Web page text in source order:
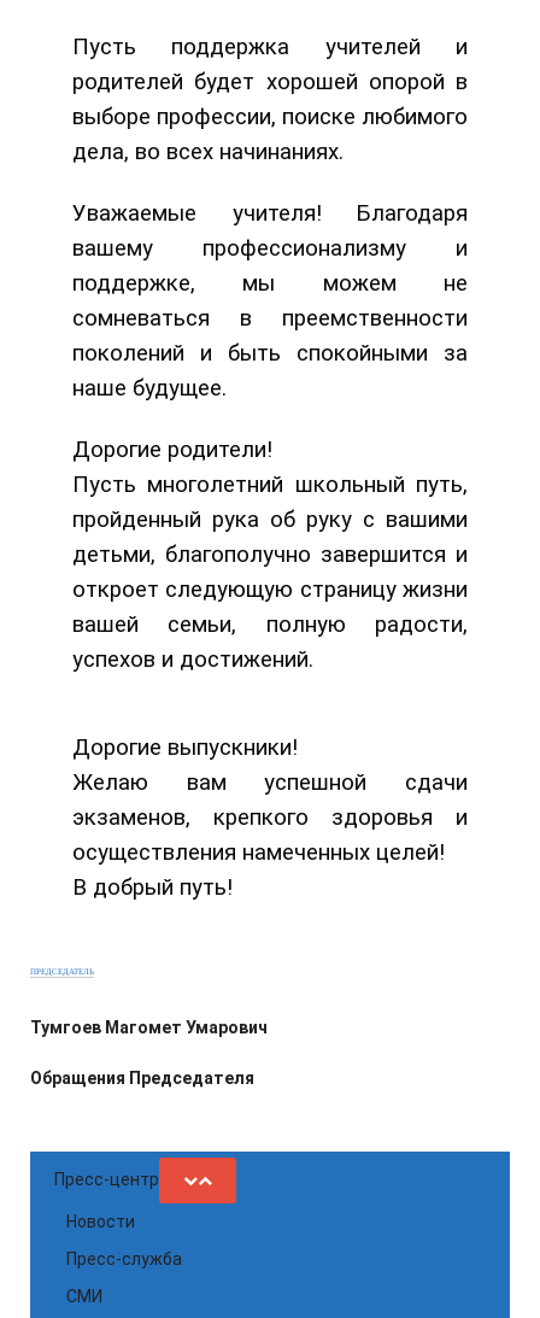
Пусть поддержка учителей и
родителей будет хорошей опорой в
выборе профессии, поиске любимого
дела, во всех начинаниях.
Уважаемые учителя! Благодаря
вашему профессионализму и
поддержке, мы можем не
сомневаться в преемственности
поколений и быть спокойными за
наше будущее.
Дорогие родители!
Пусть многолетний школьный путь,
пройденный рука об руку с вашими
детьми, благополучно завершится и
откроет следующую страницу жизни
вашей семьи, полную радости,
успехов и достижений.
Дорогие выпускники!
Желаю вам успешной сдачи
экзаменов, крепкого здоровья и
осуществления намеченных целей!
В добрый путь!
ПРЕДСЕДАТЕЛЬ
Тумгоев Магомет Умарович
Обращения Председателя
Пресс-центр
Новости
Пресс-служба
СМИ